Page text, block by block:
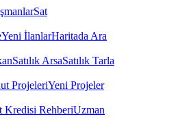
Sat
Yeni İlanlarHaritada Ara
Satılık ArsaSatılık Tarla
ProjeleriYeni Projeler
Kredisi RehberiUzman